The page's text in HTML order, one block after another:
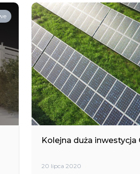
Kolejna duża
20 lipca 2020